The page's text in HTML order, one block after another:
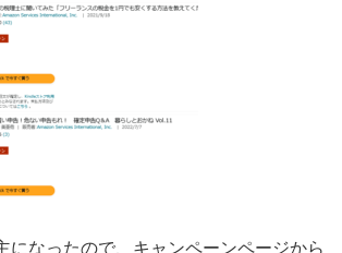
になったので、キャンペーンページから